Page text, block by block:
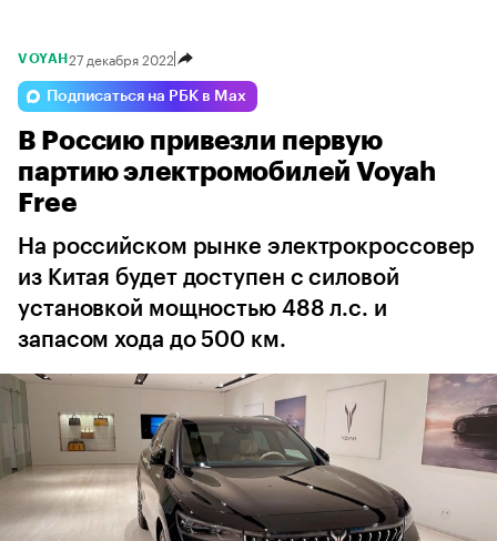
Esteo Geely
Haval Lada Changan
VOYAH 27 декабря 2022
Подписаться на РБК в Max
В Россию привезли первую
партию электромобилей Voyah
Free
На российском рынке электрокроссовер
из Китая будет доступен с силовой
установкой мощностью 488 л.с. и
запасом хода до 500 км.